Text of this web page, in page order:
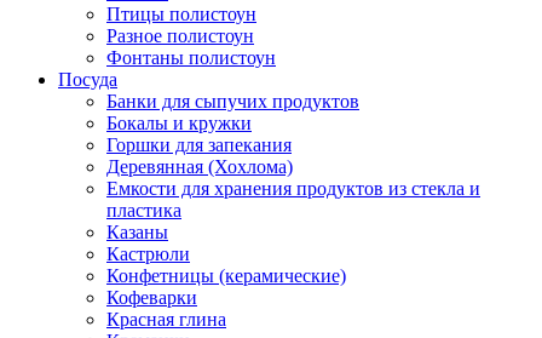
Птицы полистоун
Разное полистоун
Фонтаны полистоун
Посуда
Банки для сыпучих продуктов
Бокалы и кружки
Горшки для запекания
Деревянная (Хохлома)
Емкости для хранения продуктов из стекла и
пластика
Казаны
Кастрюли
Конфетницы (керамические)
Кофеварки
Красная глина